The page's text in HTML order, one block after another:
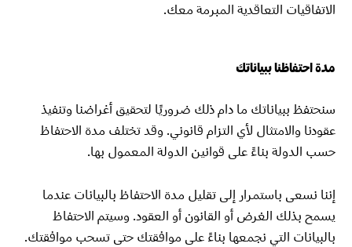
الاتفاقيات التعاقدية المبرمة معك.
مدة احتفاظنا ببياناتك
سنحتفظ ببياناتك ما دام ذلك ضروريًا لتحقيق أغراضنا وتنفيذ
عقودنا والامتثال لأي التزام قانوني. وقد تختلف مدة الاحتفاظ
حسب الدولة بناءً على قوانين الدولة المعمول بها.
إننا نسعى باستمرار إلى تقليل مدة الاحتفاظ بالبيانات عندما
يسمح بذلك الغرض أو القانون أو العقود. وسيتم الاحتفاظ
بالبيانات التي نجمعها بناءً على موافقتك حتى تسحب موافقتك.